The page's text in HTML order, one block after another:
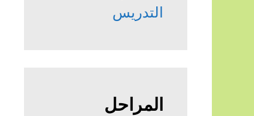
التدريس
المراحل